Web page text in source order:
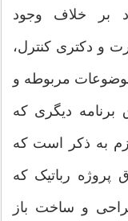
بر خلاف وجود
و دکتری کنترل،
مربوطه و
دیگری که
به ذکر است که
پروژه رباتیک که
و ساخت باز